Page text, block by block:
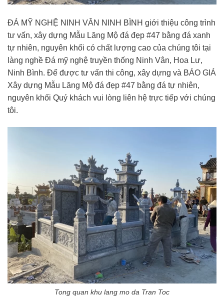
ĐÁ MỸ NGHỆ NINH VÂN NINH BÌNH giới thiệu công trình
tư vấn, xây dựng Mẫu Lăng Mộ đá đẹp #47 bằng đá xanh
tự nhiên, nguyên khối có chất lượng cao của chúng tôi tại
làng nghề Đá mỹ nghệ truyền thống Ninh Vân, Hoa Lư,
Ninh Bình. Để được tư vấn thi công, xây dựng và BÁO GIÁ
Xây dựng Mẫu Lăng Mộ đá đẹp #47 bằng đá tự nhiên,
nguyên khối Quý khách vui lòng liên hệ trực tiếp với chúng
tôi.
Tong quan khu lang mo da Tran Toc